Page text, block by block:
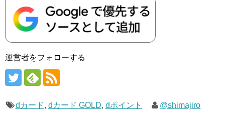
運営者をフォローする
dカード, dカード GOLD, dポイント @shimajiro